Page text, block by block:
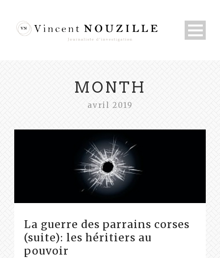
MONTH
avril 2019
La guerre des parrains corses
(suite): les héritiers au
pouvoir